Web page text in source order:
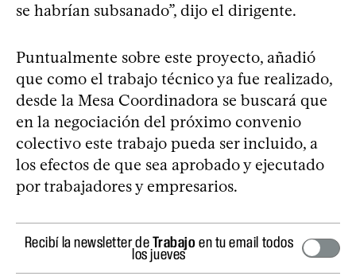
se habrían subsanado”, dijo el dirigente.
Puntualmente sobre este proyecto, añadió
que como el trabajo técnico ya fue realizado,
desde la Mesa Coordinadora se buscará que
en la negociación del próximo convenio
colectivo este trabajo pueda ser incluido, a
los efectos de que sea aprobado y ejecutado
por trabajadores y empresarios.
Recibí la newsletter deTrabajo en tu email todos
los jueves